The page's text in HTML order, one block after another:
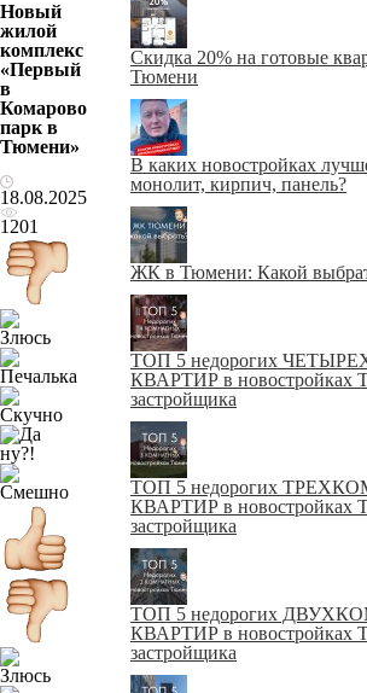
Новый
жилой
комплекс
«Первый
в
Комарово
парк в
Тюмени»
18.08.2025
1201
Скидка 20% на готовые
Тюмени
В каких новостройках
монолит, кирпич, панель?
ЖК в Тюмени: Какой
ТОП 5 недорогих
КВАРТИР в новостройках
застройщика
ТОП 5 недорогих
КВАРТИР в новостройках
застройщика
ТОП 5 недорогих
КВАРТИР в новостройках
застройщика